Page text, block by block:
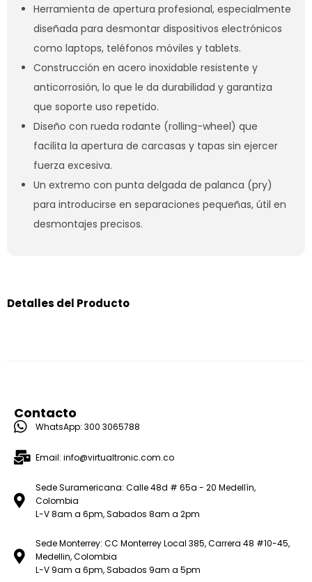
Herramienta de apertura profesional, especialmente
diseñada para desmontar dispositivos electrónicos
como laptops, teléfonos móviles y tablets.
Construcción en acero inoxidable resistente y
anticorrosión, lo que le da durabilidad y garantiza
que soporte uso repetido.
Diseño con rueda rodante (rolling-wheel) que
facilita la apertura de carcasas y tapas sin ejercer
fuerza excesiva.
Un extremo con punta delgada de palanca (pry)
para introducirse en separaciones pequeñas, útil en
desmontajes precisos.
Detalles del Producto
Contacto
WhatsApp: 300 3065788
Email: info@virtualtronic.com.co
Sede Suramericana: Calle 48d # 65a - 20 Medellín,
Colombia
L-V 8am a 6pm, Sabados 8am a 2pm
Sede Monterrey: CC Monterrey Local 385, Carrera 48 #10-45,
Medellin, Colombia
L-V 9am a 6pm, Sabados 9am a 5pm